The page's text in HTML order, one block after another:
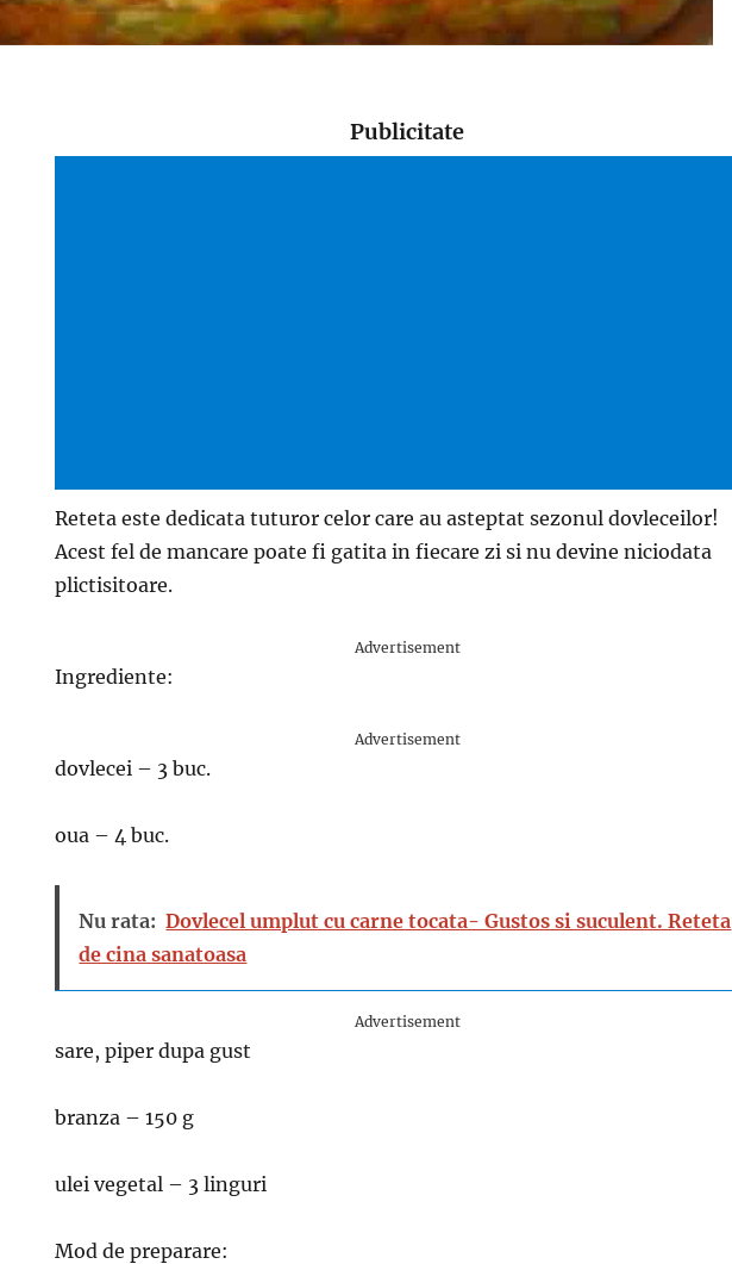
Publicitate
Reteta este dedicata tuturor celor care au asteptat sezonul dovleceilor!
Acest fel de mancare poate fi gatita in fiecare zi si nu devine niciodata
plictisitoare.
Advertisement
Ingrediente:
Advertisement
dovlecei – 3 buc.
oua – 4 buc.
Nu rata: Dovlecel umplut cu carne tocata- Gustos si suculent. Reteta
de cina sanatoasa
Advertisement
sare, piper dupa gust
branza – 150 g
ulei vegetal – 3 linguri
Mod de preparare: